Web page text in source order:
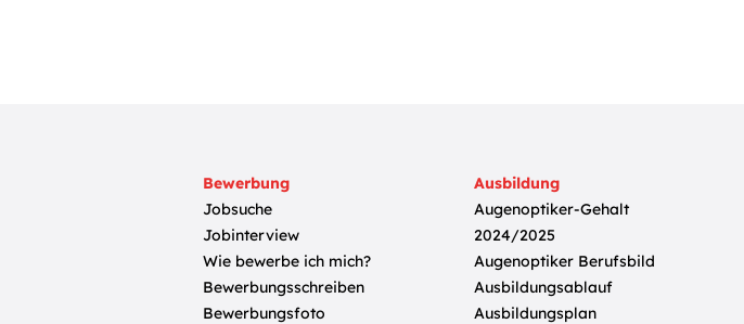
Bewerbung
Jobsuche
Jobinterview
Wie bewerbe ich mich?
Bewerbungsschreiben
Bewerbungsfoto
Ausbildung
Augenoptiker-Gehalt
2024/2025
Augenoptiker Berufsbild
Ausbildungsablauf
Ausbildungsplan